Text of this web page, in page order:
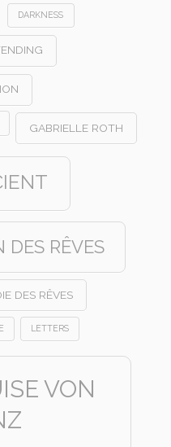
DARKNESS
GABRIELLE ROTH
DES RÊVES
DES RÊVES
LETTERS
VON